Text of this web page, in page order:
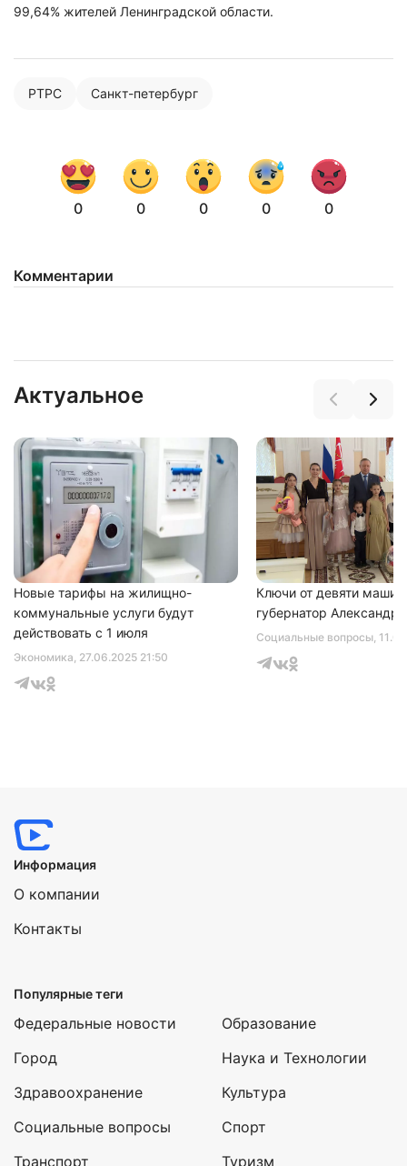
99,64% жителей Ленинградской области.
РТРС Санкт-петербург
0 0 0 0 0
Комментарии
Актуальное
Экономика, 27.06.2025 21:50
Новые тарифы на жилищно-
коммунальные услуги будут
действовать с 1 июля
Социальные вопросы,
Ключи от девяти машин
губернатор Александр
соглашаетесь с
политикой конфиденциальности
Информация
О компании
Контакты
Популярные теги
Федеральные новости
Город
Здравоохранение
Социальные вопросы
Транспорт
Образование
Наука и Технологии
Культура
Спорт
Туризм